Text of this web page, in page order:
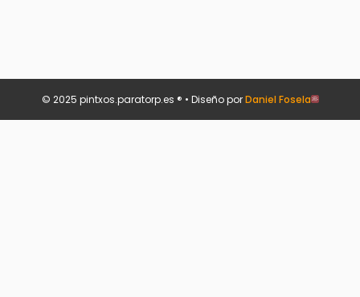
© 2025 pintxos.paratorp.es ® • Diseño porDaniel Fosela